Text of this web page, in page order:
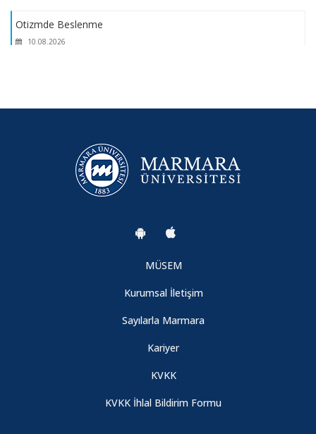
Otizmde Beslenme
10.08.2026
10.08.2026
Ekmek-Söyleşi
MÜSEM
Kurumsal İletişim
Sayılarla Marmara
Kariyer
KVKK
KVKK İhlal Bildirim Formu